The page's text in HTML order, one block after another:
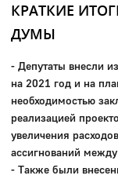
КРАТКИЕ
ДУМЫ
- Депутаты внесли
на 2021 год и на
необходимостью
реализацией
увеличения
ассигнований
- Также были